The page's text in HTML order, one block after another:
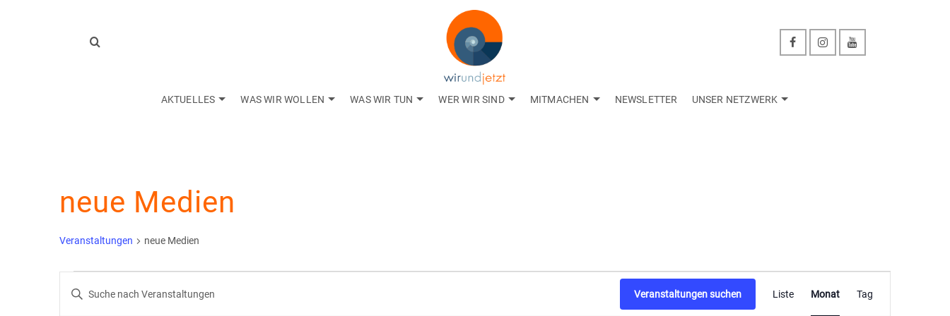
AKTUELLES WAS WIR WOLLEN WAS WIR TUN WER WIR SIND MITMACHEN NEWSLETTER UNSER NETZWERK
neue Medien
Veranstaltungen neue Medien
Veranstaltungen
Veranstaltungen
Bitte
Veranstaltungen suchen Liste Monat Tag